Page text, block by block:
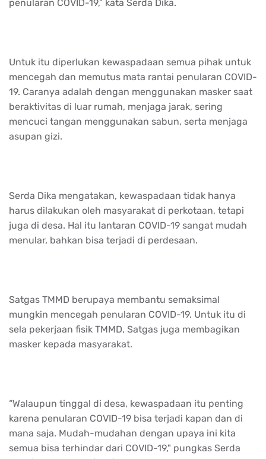
penularan COVID-19,” kata Serda Dika.
Untuk itu diperlukan kewaspadaan semua pihak untuk
mencegah dan memutus mata rantai penularan COVID-
19. Caranya adalah dengan menggunakan masker saat
beraktivitas di luar rumah, menjaga jarak, sering
mencuci tangan menggunakan sabun, serta menjaga
asupan gizi.
Serda Dika mengatakan, kewaspadaan tidak hanya
harus dilakukan oleh masyarakat di perkotaan, tetapi
juga di desa. Hal itu lantaran COVID-19 sangat mudah
menular, bahkan bisa terjadi di perdesaan.
Satgas TMMD berupaya membantu semaksimal
mungkin mencegah penularan COVID-19. Untuk itu di
sela pekerjaan fisik TMMD, Satgas juga membagikan
masker kepada masyarakat.
“Walaupun tinggal di desa, kewaspadaan itu penting
karena penularan COVID-19 bisa terjadi kapan dan di
mana saja. Mudah-mudahan dengan upaya ini kita
semua bisa terhindar dari COVID-19," pungkas Serda